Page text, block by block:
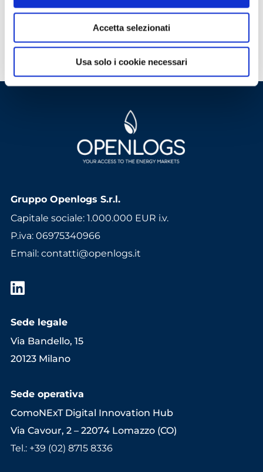
Accetta selezionati
Usa solo i cookie necessari
Non hai le credenziali?Scopri come
accedere
Gruppo Openlogs S.r.l.
Capitale sociale: 1.000.000 EUR i.v.
P.iva: 06975340966
Email: contatti@openlogs.it
Sede legale
Via Bandello, 15
20123 Milano
Sede operativa
ComoNExT Digital Innovation Hub
Via Cavour, 2 – 22074 Lomazzo (CO)
Tel.: +39 (02) 8715 8336